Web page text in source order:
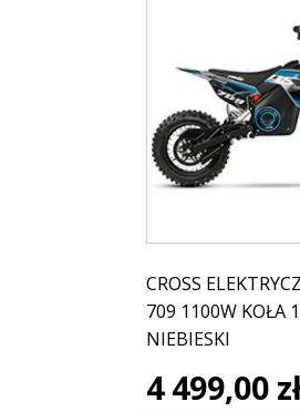
CROSS
709 1100W KOŁA
NIEBIESKI
4 499,00